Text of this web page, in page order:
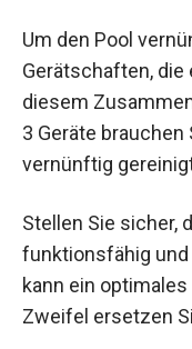
Um den Pool
Gerätschaften,
diesem
3 Geräte brauchen
vernünftig
Stellen Sie sicher,
funktionsfähig
kann ein
Zweifel ersetzen